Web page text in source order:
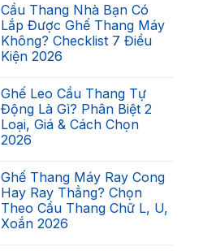
Cầu Thang Nhà Bạn Có
Lắp Được Ghế Thang Máy
Không? Checklist 7 Điều
Kiện 2026
bình
luận
ở
Cầu
Thang
Nhà
Lắp
Được
Ghế
Thang
Máy
Không?
Ghế Leo Cầu Thang Tự
Động Là Gì? Phân Biệt 2
Loại, Giá & Cách Chọn
2026
bình
luận
ở
Ghế
Leo
Cầu
Ghế Thang Máy Ray Cong
Hay Ray Thẳng? Chọn
Theo Cầu Thang Chữ L, U,
Xoắn 2026